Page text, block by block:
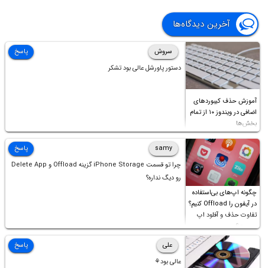
آخرین دیدگاه‌ها
آموزش حذف کیبوردهای
اضافی در ویندوز ۱۰ از تمام
بخش‌ها
سروش
دستور پاورشل عالی بود تشکر
پاسخ
چگونه اپ‌های بی‌استفاده
در آیفون را Offload کنیم؟
تفاوت حذف و آفلود اپ
چیست؟
samy
چرا تو قسمت iPhone Storage گزینه Offload و Delete App
رو دیگ نداره؟
پاسخ
علی
عالی بود⚘
پاسخ